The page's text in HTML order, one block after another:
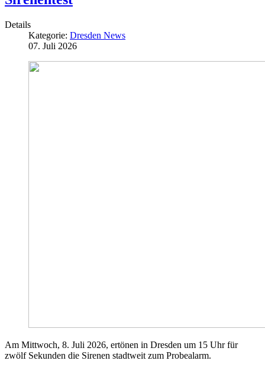
Details
Kategorie: Dresden News
07. Juli 2026
Am Mittwoch, 8. Juli 2026, ertönen in Dresden um 15 Uhr für
zwölf Sekunden die Sirenen stadtweit zum Probealarm.